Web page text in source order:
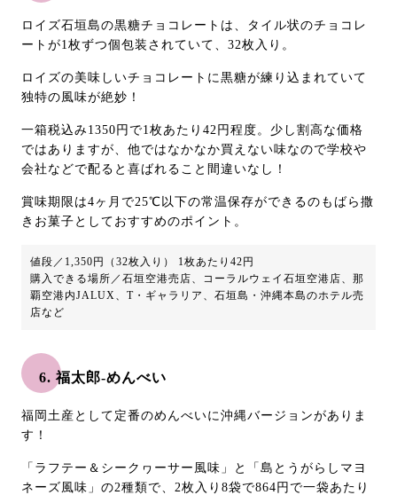
ロイズ石垣島の黒糖チョコレートは、タイル状のチョコレ
ートが1枚ずつ個包装されていて、32枚入り。
ロイズの美味しいチョコレートに黒糖が練り込まれていて
独特の風味が絶妙！
一箱税込み1350円で1枚あたり42円程度。少し割高な価格
ではありますが、他ではなかなか買えない味なので学校や
会社などで配ると喜ばれること間違いなし！
賞味期限は4ヶ月で25℃以下の常温保存ができるのもばら撒
きお菓子としておすすめのポイント。
値段／1,350円（32枚入り） 1枚あたり42円
購入できる場所／石垣空港売店、コーラルウェイ石垣空港店、那
覇空港内JALUX、T・ギャラリア、石垣島・沖縄本島のホテル売
店など
6. 福太郎-めんべい
福岡土産として定番のめんべいに沖縄バージョンがありま
す！
「ラフテー＆シークヮーサー風味」と「島とうがらしマヨ
ネーズ風味」の2種類で、2枚入り8袋で864円で一袋あたり